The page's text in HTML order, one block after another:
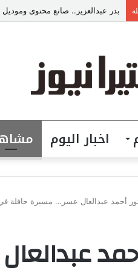
بدر عبدالعزيز.. صانع محتوى
اخبار اليوم
أحمد عبدالعال عسر… مسيرة حافلة في